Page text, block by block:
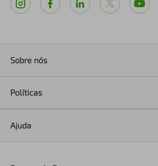
Sobre nós
Políticas
Ajuda